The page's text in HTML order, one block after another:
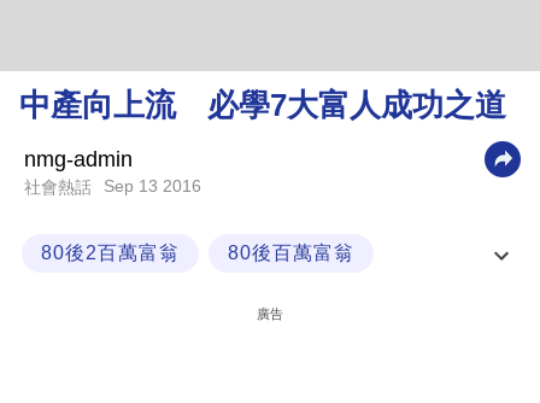
理
財
業
技
中產向上流 必學7大富人成功之道
nmg-admin
社會熱話 Sep 13 2016
80後2百萬富翁 80後百萬富翁
廣告